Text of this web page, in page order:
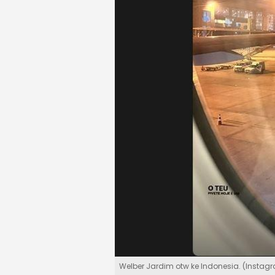
Welber Jardim otw ke Indonesia.